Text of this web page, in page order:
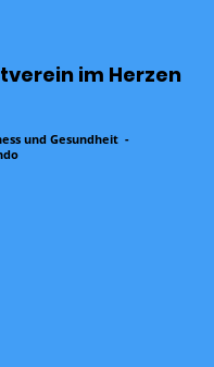
im Herzen
und Gesundheit -